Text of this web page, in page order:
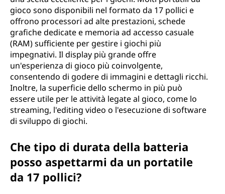
gioco sono disponibili nel formato da 17 pollici e
offrono processori ad alte prestazioni, schede
grafiche dedicate e memoria ad accesso casuale
(RAM) sufficiente per gestire i giochi più
impegnativi. Il display più grande offre
un'esperienza di gioco più coinvolgente,
consentendo di godere di immagini e dettagli ricchi.
Inoltre, la superficie dello schermo in più può
essere utile per le attività legate al gioco, come lo
streaming, l'editing video o l'esecuzione di software
di sviluppo di giochi.
Che tipo di durata della batteria
posso aspettarmi da un portatile
da 17 pollici?